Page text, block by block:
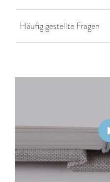
Häufig gestellte Fragen